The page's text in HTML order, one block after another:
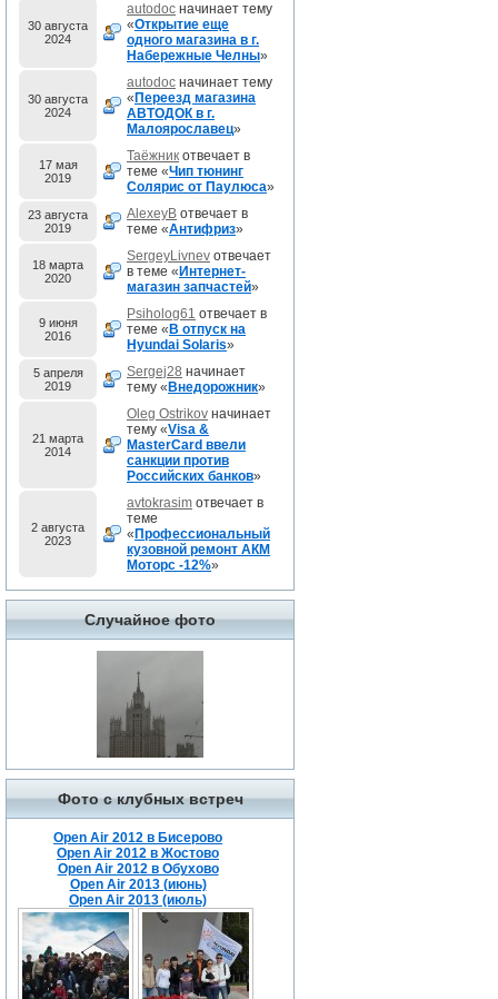
30 августа
2024
autodoc начинает тему
«Открытие еще
одного магазина в г.
Набережные Челны»
30 августа
2024
autodoc начинает тему
« Переезд магазина
АВТОДОК в г.
Малоярославец»
17 мая
2019
Таёжник отвечает в
теме «Чип тюнинг
Солярис от Паулюса»
23 августа
2019
AlexeyB отвечает в
теме «Антифриз»
18 марта
2020
SergeyLivnev отвечает
в теме « Интернет-
магазин запчастей»
9 июня
2016
Psiholog61 отвечает в
теме « В отпуск на
Hyundai Solaris»
5 апреля
2019
Sergej28 начинает
тему « Внедорожник»
21 марта
2014
Oleg Ostrikov начинает
тему «Visa &
MasterCard ввели
санкции против
Российских банков»
2 августа
2023
avtokrasim отвечает в
теме
« Профессиональный
кузовной ремонт АКМ
Моторс -12%»
Случайное фото
Фото с клубных встреч
Open Air 2012 в Бисерово
Open Air 2012 в Жостово
Open Air 2012 в Обухово
Open Air 2013 (июнь)
Open Air 2013 (июль)